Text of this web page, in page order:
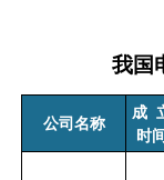
我国
公司名称
成
时